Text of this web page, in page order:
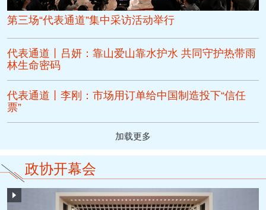
第三场“代表通道”集中采访活动举行
代表通道丨吕妍：靠山爱山靠水护水 共同守护热带雨
林生命密码
代表通道丨李刚：市场用订单给中国制造投下“信任
票”
加载更多
政协开幕会